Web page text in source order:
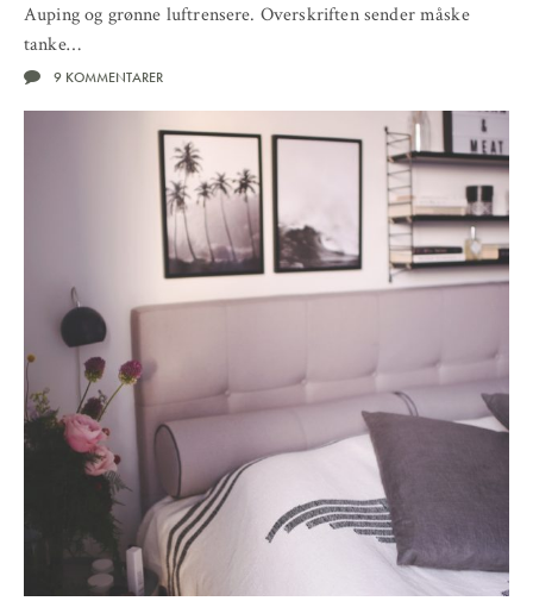
Auping og grønne luftrensere. Overskriften sender måske
tanke…
9 KOMMENTARER